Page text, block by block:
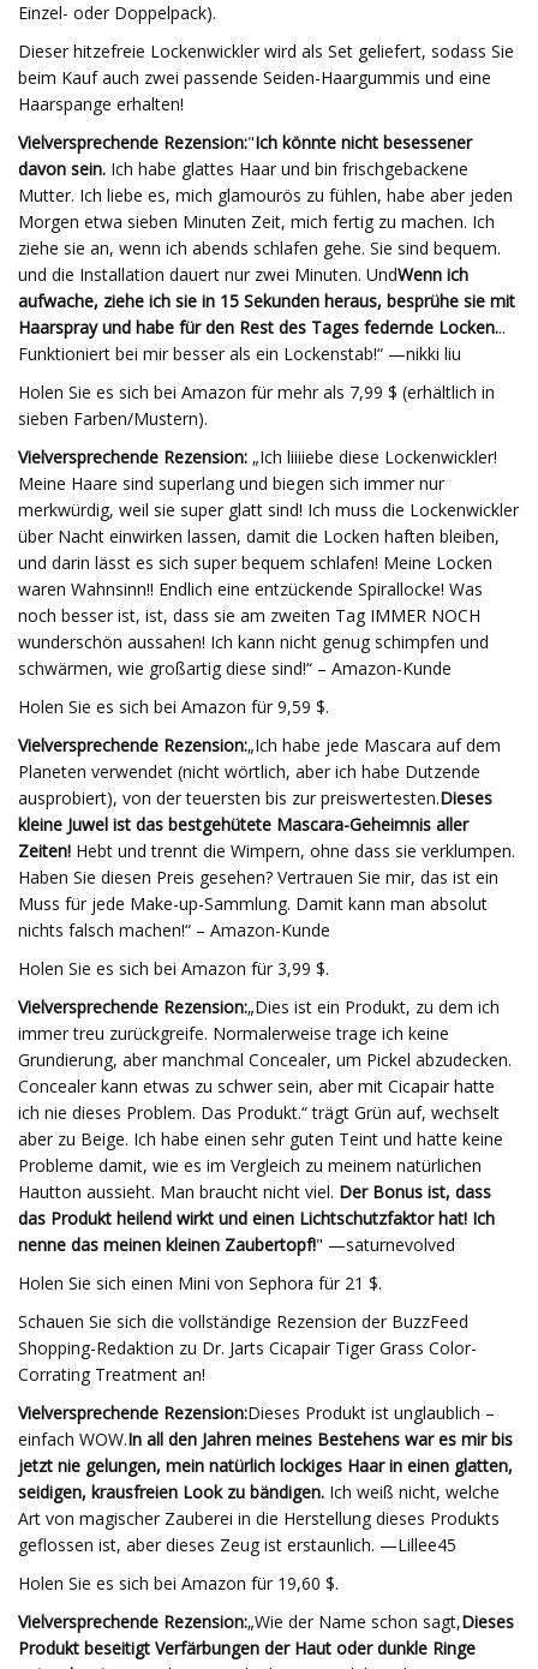
Einzel- oder Doppelpack).
Dieser hitzefreie Lockenwickler wird als Set geliefert, sodass Sie
beim Kauf auch zwei passende Seiden-Haargummis und eine
Haarspange erhalten!
Vielversprechende Rezension:"Ich könnte nicht besessener
davon sein. Ich habe glattes Haar und bin frischgebackene
Mutter. Ich liebe es, mich glamourös zu fühlen, habe aber jeden
Morgen etwa sieben Minuten Zeit, mich fertig zu machen. Ich
ziehe sie an, wenn ich abends schlafen gehe. Sie sind bequem.
und die Installation dauert nur zwei Minuten. UndWenn ich
aufwache, ziehe ich sie in 15 Sekunden heraus, besprühe sie mit
Haarspray und habe für den Rest des Tages federnde Locken...
Funktioniert bei mir besser als ein Lockenstab!“ —nikki liu
Holen Sie es sich bei Amazon für mehr als 7,99 $ (erhältlich in
sieben Farben/Mustern).
Vielversprechende Rezension: „Ich liiiiebe diese Lockenwickler!
Meine Haare sind superlang und biegen sich immer nur
merkwürdig, weil sie super glatt sind! Ich muss die Lockenwickler
über Nacht einwirken lassen, damit die Locken haften bleiben,
und darin lässt es sich super bequem schlafen! Meine Locken
waren Wahnsinn!! Endlich eine entzückende Spirallocke! Was
noch besser ist, ist, dass sie am zweiten Tag IMMER NOCH
wunderschön aussahen! Ich kann nicht genug schimpfen und
schwärmen, wie großartig diese sind!“ – Amazon-Kunde
Holen Sie es sich bei Amazon für 9,59 $.
Vielversprechende Rezension:„Ich habe jede Mascara auf dem
Planeten verwendet (nicht wörtlich, aber ich habe Dutzende
ausprobiert), von der teuersten bis zur preiswertesten.Dieses
kleine Juwel ist das bestgehütete Mascara-Geheimnis aller
Zeiten! Hebt und trennt die Wimpern, ohne dass sie verklumpen.
Haben Sie diesen Preis gesehen? Vertrauen Sie mir, das ist ein
Muss für jede Make-up-Sammlung. Damit kann man absolut
nichts falsch machen!“ – Amazon-Kunde
Holen Sie es sich bei Amazon für 3,99 $.
Vielversprechende Rezension:„Dies ist ein Produkt, zu dem ich
immer treu zurückgreife. Normalerweise trage ich keine
Grundierung, aber manchmal Concealer, um Pickel abzudecken.
Concealer kann etwas zu schwer sein, aber mit Cicapair hatte
ich nie dieses Problem. Das Produkt.“ trägt Grün auf, wechselt
aber zu Beige. Ich habe einen sehr guten Teint und hatte keine
Probleme damit, wie es im Vergleich zu meinem natürlichen
Hautton aussieht. Man braucht nicht viel. Der Bonus ist, dass
das Produkt heilend wirkt und einen Lichtschutzfaktor hat! Ich
nenne das meinen kleinen Zaubertopf!" —saturnevolved
Holen Sie sich einen Mini von Sephora für 21 $.
Schauen Sie sich die vollständige Rezension der BuzzFeed
Shopping-Redaktion zu Dr. Jarts Cicapair Tiger Grass Color-
Corrating Treatment an!
Vielversprechende Rezension:Dieses Produkt ist unglaublich –
einfach WOW.In all den Jahren meines Bestehens war es mir bis
jetzt nie gelungen, mein natürlich lockiges Haar in einen glatten,
seidigen, krausfreien Look zu bändigen. Ich weiß nicht, welche
Art von magischer Zauberei in die Herstellung dieses Produkts
geflossen ist, aber dieses Zeug ist erstaunlich. —Lillee45
Holen Sie es sich bei Amazon für 19,60 $.
Vielversprechende Rezension:„Wie der Name schon sagt,Dieses
Produkt beseitigt Verfärbungen der Haut oder dunkle Ringe